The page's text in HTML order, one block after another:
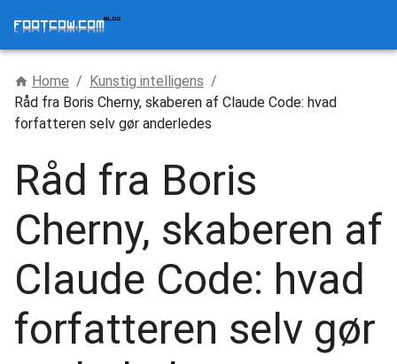
Home / Kunstig intelligens /
Råd fra Boris Cherny, skaberen af Claude Code: hvad
forfatteren selv gør anderledes
Råd fra Boris
Cherny, skaberen af
Claude Code: hvad
forfatteren selv gør